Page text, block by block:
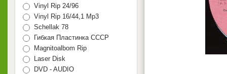
Vinyl Rip 24/96
Vinyl Rip 16/44,1 Mp3
Schellak 78
Гибкая Пластинка СССР
Magnitoalbom Rip
Laser Disk
DVD - AUDIO